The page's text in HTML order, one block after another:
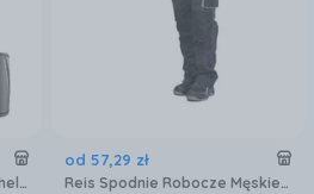
Zestaw akcesoriów Hypershell AeroFlex Nylon
od 57,29 zł
Reis Spodnie Robocze Męskie Do Pasa Szaro/Czarne/Jasnoszare Roz. 56